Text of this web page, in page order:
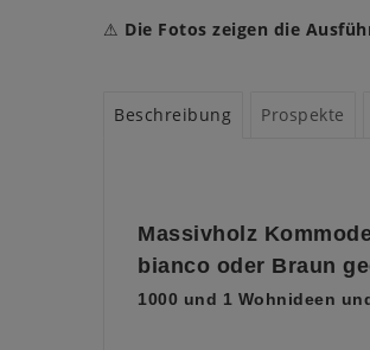
⚠ Die Fotos zeigen die
Beschreibung Prospekte
Massivholz
bianco oder Braun
1000 und 1 Wohnideen